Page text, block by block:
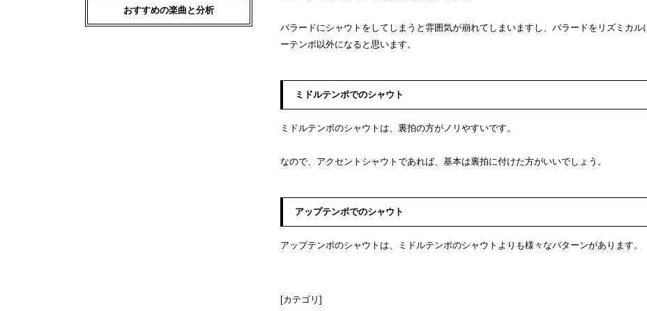
バラードにシャウトをしてしまうと雰囲気が崩れてしまいますし、バラードをリズミカ
ーテンポ以外になると思います。
ミドルテンポでのシャウト
ミドルテンポのシャウトは、裏拍の方がノリやすいです。
なので、アクセントシャウトであれば、基本は裏拍に付けた方がいいでしょう。
アップテンポでのシャウト
アップテンポのシャウトは、ミドルテンポのシャウトよりも様々なパターンがあります。
[カテゴリ]
おすすめの楽曲と分析